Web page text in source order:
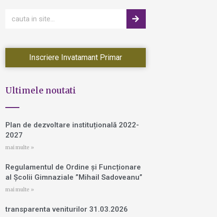
Inscriere Invatamant Primar
Ultimele noutati
Plan de dezvoltare instituțională 2022-
2027
mai multe »
Regulamentul de Ordine și Funcționare
al Școlii Gimnaziale ”Mihail Sadoveanu”
mai multe »
transparenta veniturilor 31.03.2026